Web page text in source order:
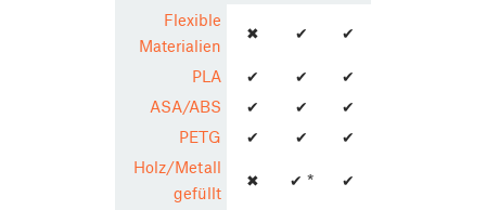
Flexible
Materialien
✖ ✔ ✔
PLA ✔ ✔
✔
ASA/ABS
✔ ✔
✔
PETG
✔ ✔
✔
Holz/Metall
gefüllt
✖ ✔ * ✔